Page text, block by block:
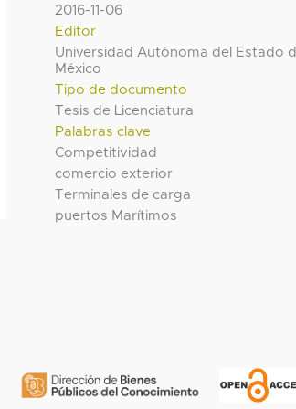
2016-11-06
Editor
Universidad Autónoma del Estado
México
Tipo de documento
Tesis de Licenciatura
Palabras clave
Competitividad
comercio exterior
Terminales de carga
puertos Marítimos